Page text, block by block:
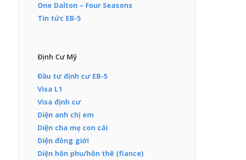
One Dalton – Four Seasons
Tin tức EB-5
Định Cư Mỹ
Đầu tư định cư EB-5
Visa L1
Visa định cư
Diện anh chị em
Diện cha mẹ con cái
Diện đồng giới
Diện hôn phu/hôn thê (fiance)